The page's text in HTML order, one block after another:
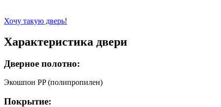
Хочу такую дверь!
Характеристика двери
Дверное полотно:
Экошпон PP (полипропилен)
Покрытие: